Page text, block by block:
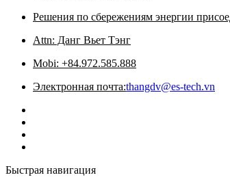
Решения по сбережениям энергии
Attn: Данг Вьет Тэнг
Mobi: +84.972.585.888
Электронная почта:thangdv@es-tech.vn
Быстрая навигация